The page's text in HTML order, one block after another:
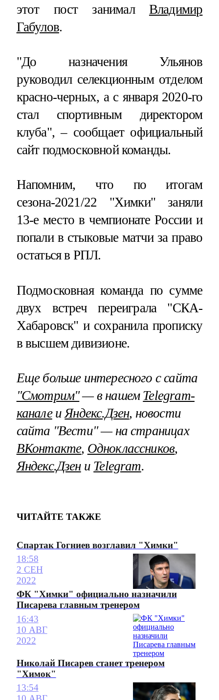
этот пост занимал Владимир
Габулов.
"До назначения Ульянов
руководил селекционным отделом
красно-черных, а с января 2020-го
стал спортивным директором
клуба", – сообщает официальный
сайт подмосковной команды.
Напомним, что по итогам
сезона-2021/22 "Химки" заняли
13-е место в чемпионате России и
попали в стыковые матчи за право
остаться в РПЛ.
Подмосковная команда по сумме
двух встреч переиграла "СКА-
Хабаровск" и сохранила прописку
в высшем дивизионе.
Еще больше интересного с сайта
"Смотрим"— в нашем Telegram-
каналеи Яндекс.Дзен, новости
сайта "Вести" — на страницах
ВКонтакте, Одноклассников,
Яндекс.Дзени Telegram.
ЧИТАЙТЕ ТАКЖЕ
Спартак Гогниев возглавил "Химки"
18:58
2 СЕН
2022
ФК "Химки" официально назначили
Писарева главным тренером
16:43
10 АВГ
2022
Николай Писарев станет тренером
"Химок"
13:54